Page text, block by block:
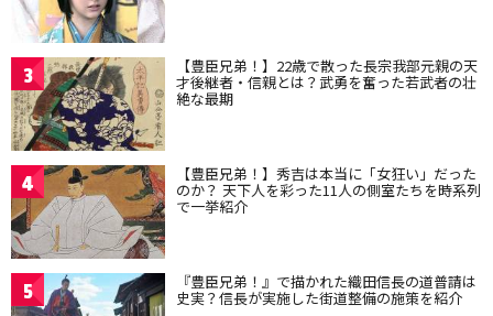
3 【豊臣兄弟！】22歳で散った長宗我部元親の天
才後継者・信親とは？武勇を奮った若武者の壮
絶な最期
4 【豊臣兄弟！】秀吉は本当に「女狂い」だった
のか？ 天下人を彩った11人の側室たちを時系列
で一挙紹介
5 『豊臣兄弟！』で描かれた織田信長の道普請は
史実？信長が実施した街道整備の施策を紹介